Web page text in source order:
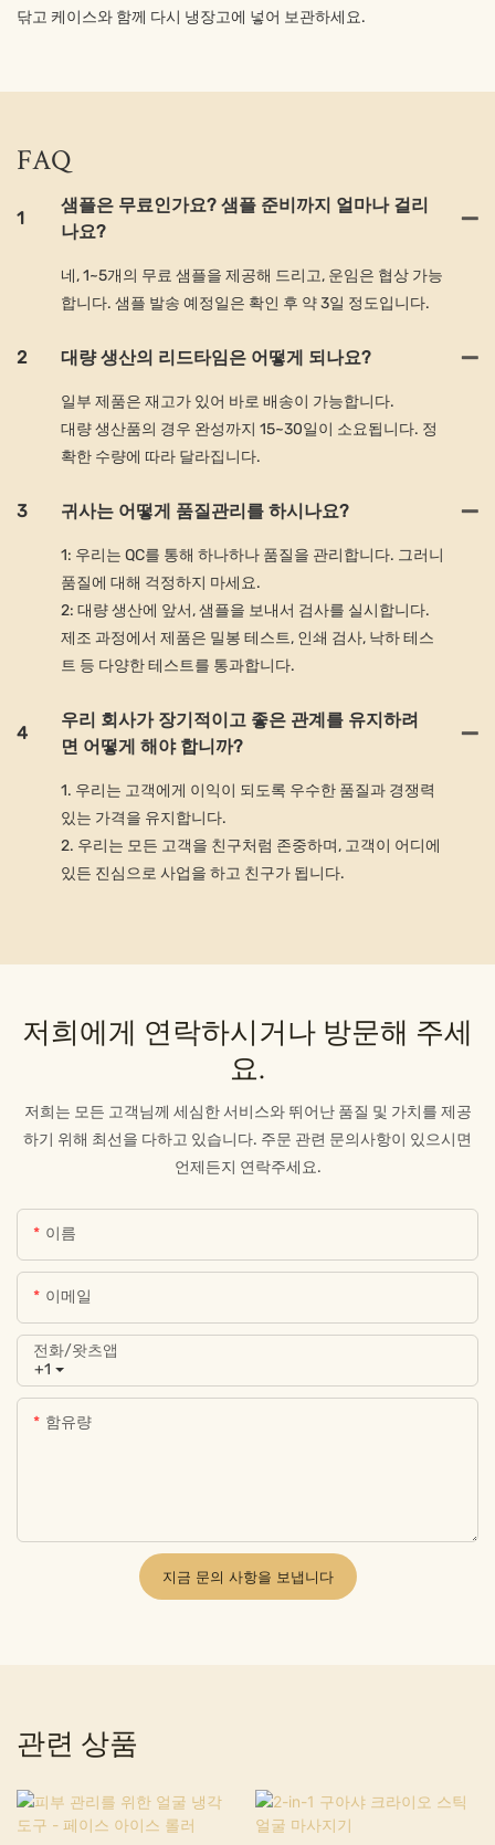
닦고 케이스와 함께 다시 냉장고에 넣어 보관하세요.
FAQ
1
샘플은 무료인가요? 샘플 준비까지 얼마나 걸리
나요?
네, 1~5개의 무료 샘플을 제공해 드리고, 운임은 협상 가능
합니다. 샘플 발송 예정일은 확인 후 약 3일 정도입니다.
2 대량 생산의 리드타임은 어떻게 되나요?
일부 제품은 재고가 있어 바로 배송이 가능합니다.
대량 생산품의 경우 완성까지 15~30일이 소요됩니다. 정
확한 수량에 따라 달라집니다.
3 귀사는 어떻게 품질관리를 하시나요?
1: 우리는 QC를 통해 하나하나 품질을 관리합니다. 그러니
품질에 대해 걱정하지 마세요.
2: 대량 생산에 앞서, 샘플을 보내서 검사를 실시합니다.
제조 과정에서 제품은 밀봉 테스트, 인쇄 검사, 낙하 테스
트 등 다양한 테스트를 통과합니다.
4
우리 회사가 장기적이고 좋은 관계를 유지하려
면 어떻게 해야 합니까?
1. 우리는 고객에게 이익이 되도록 우수한 품질과 경쟁력
있는 가격을 유지합니다.
2. 우리는 모든 고객을 친구처럼 존중하며, 고객이 어디에
있든 진심으로 사업을 하고 친구가 됩니다.
저희에게 연락하시거나 방문해 주세
요.
저희는 모든 고객님께 세심한 서비스와 뛰어난 품질 및 가치를 제공
하기 위해 최선을 다하고 있습니다. 주문 관련 문의사항이 있으시면
언제든지 연락주세요.
이름
이메일
+1
전화/왓츠앱
함유량
지금 문의 사항을 보냅니다
관련 상품